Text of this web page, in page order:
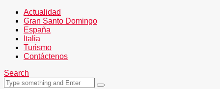
Actualidad
Gran Santo Domingo
España
Italia
Turismo
Contáctenos
Search